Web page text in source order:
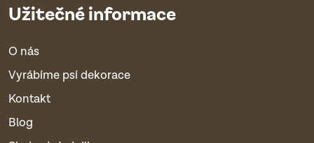
Užitečné informace
O nás
Vyrábíme psí dekorace
Kontakt
Blog